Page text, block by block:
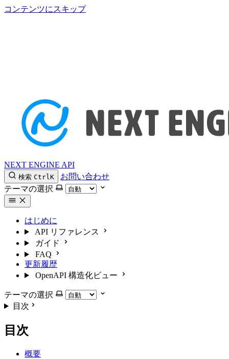
コンテンツにスキップ
NEXT ENGINE API
検索 CtrlK
お問い合わせ
テーマの選択
はじめに
API リファレンス
ガイド
FAQ
更新履歴
OpenAPI 構造化ビュー
テーマの選択
目次
目次
概要